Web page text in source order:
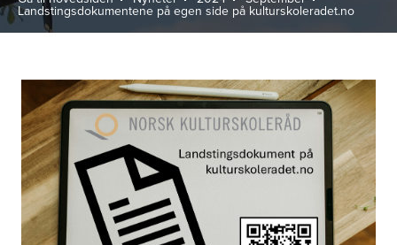
Landstingsdokumentene på egen side på kulturskoleradet.no